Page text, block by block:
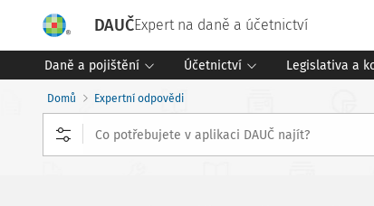
DAUČExpert na daně a účetnictví
Daně a pojištění Účetnictví Legislativa a
Domů Expertní odpovědi